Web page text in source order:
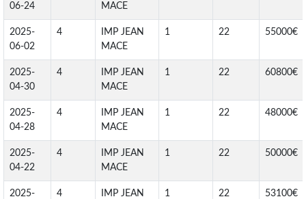
06-24
MACE
2025-
06-02
4
IMP JEAN
MACE
1 22 55000€
2025-
04-30
4
IMP JEAN
MACE
1 22 60800€
2025-
04-28
4
IMP JEAN
MACE
1 22 48000€
2025-
04-22
4
IMP JEAN
MACE
1 22 50000€
2025-
4
IMP JEAN
1 22 53100€